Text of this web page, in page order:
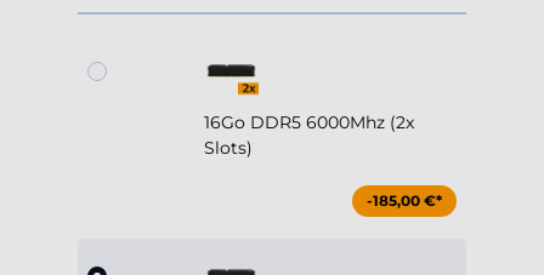
16Go DDR5 6000Mhz (2x
Slots)
-185,00 €*